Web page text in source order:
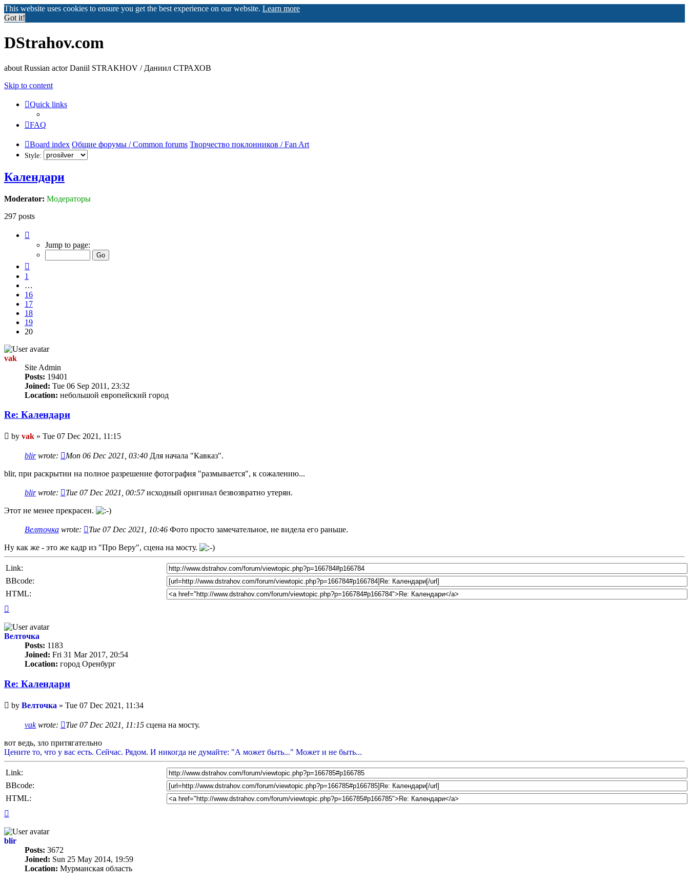
This website uses cookies to ensure you get the best experience on our website. Learn more
Got it!
DStrahov.com
about Russian actor Daniil STRAKHOV / Даниил СТРАХОВ
Skip to content
Quick links
FAQ
Board index Общие форумы / Common forums Творчество поклонников / Fan Art
Style:
Календари
Moderator: Модераторы
297 posts
20
Jump to page:
1
…
16
17
18
19
20
vak
Site Admin
Posts: 19401
Joined: Tue 06 Sep 2011, 23:32
Location: небольшой европейский город
Re: Календари
Unread
post
by vak » Tue 07 Dec 2021, 11:15
blirwrote: Mon 06 Dec 2021, 03:40 Для начала "Кавказ".
blir, при раскрытии на полное разрешение фотография "размывается", к сожалению...
blirwrote: Tue 07 Dec 2021, 00:57исходный оригинал безвозвратно утерян.
Этот не менее прекрасен.
Велточка wrote: Tue 07 Dec 2021, 10:46 Фото просто замечательное, не видела его раньше.
Ну как же - это же кадр из "Про Веру", сцена на мосту.
Link:
BBcode:
HTML:
Велточка
Posts: 1183
Joined: Fri 31 Mar 2017, 20:54
Location: город Оренбург
Re: Календари
Unread
post
by Велточка » Tue 07 Dec 2021, 11:34
vakwrote: Tue 07 Dec 2021, 11:15 сцена на мосту.
вот ведь, зло притягательно
Цените то, что у вас есть. Сейчас. Рядом. И никогда не думайте: "А может быть..." Может и не быть...
Link:
BBcode:
HTML:
blir
Posts: 3672
Joined: Sun 25 May 2014, 19:59
Location: Мурманская область